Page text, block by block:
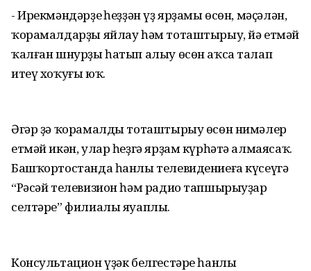
- Ирекмәндәрҙең һеҙҙән үҙ ярҙамы өсөн, мәҫәлән,
ҡорамалдарҙы яйлау һәм тоташтырыу, йә етмәй
ҡалған шнурҙы һатып алыу өсөн аҡса талап
итеү хоҡуғы юҡ.
Әгәр ҙә ҡорамалды тоташтырыу өсөн нимәлер
етмәй икән, улар һеҙгә ярҙам күрһәтә алмаясаҡ.
Башҡортостанда һанлы телевидениеға күсеүгә
“Рәсәй телевизион һәм радио тапшырыуҙар
селтәре” филиалы яуаплы.
Консультацион үҙәк белгестәре һанлы